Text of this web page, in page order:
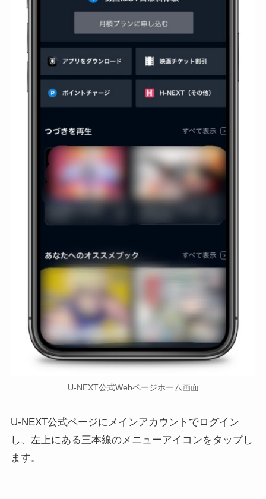
U-NEXT公式Webページホーム画面
U-NEXT公式ページにメインアカウントでログイン
し、左上にある三本線のメニューアイコンをタップし
ます。